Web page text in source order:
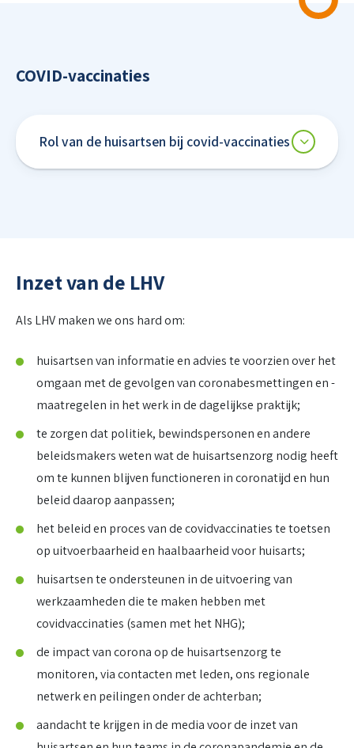
COVID-vaccinaties
Rol van de huisartsen bij covid-vaccinaties
Inzet van de LHV
Als LHV maken we ons hard om:
huisartsen van informatie en advies te voorzien over het
omgaan met de gevolgen van coronabesmettingen en -
maatregelen in het werk in de dagelijkse praktijk;
te zorgen dat politiek, bewindspersonen en andere
beleidsmakers weten wat de huisartsenzorg nodig heeft
om te kunnen blijven functioneren in coronatijd en hun
beleid daarop aanpassen;
het beleid en proces van de covidvaccinaties te toetsen
op uitvoerbaarheid en haalbaarheid voor huisarts;
huisartsen te ondersteunen in de uitvoering van
werkzaamheden die te maken hebben met
covidvaccinaties (samen met het NHG);
de impact van corona op de huisartsenzorg te
monitoren, via contacten met leden, ons regionale
netwerk en peilingen onder de achterban;
aandacht te krijgen in de media voor de inzet van